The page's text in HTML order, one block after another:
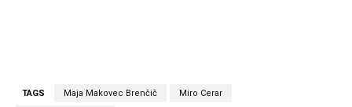
TAGS Maja Makovec Brenčič Miro Cerar